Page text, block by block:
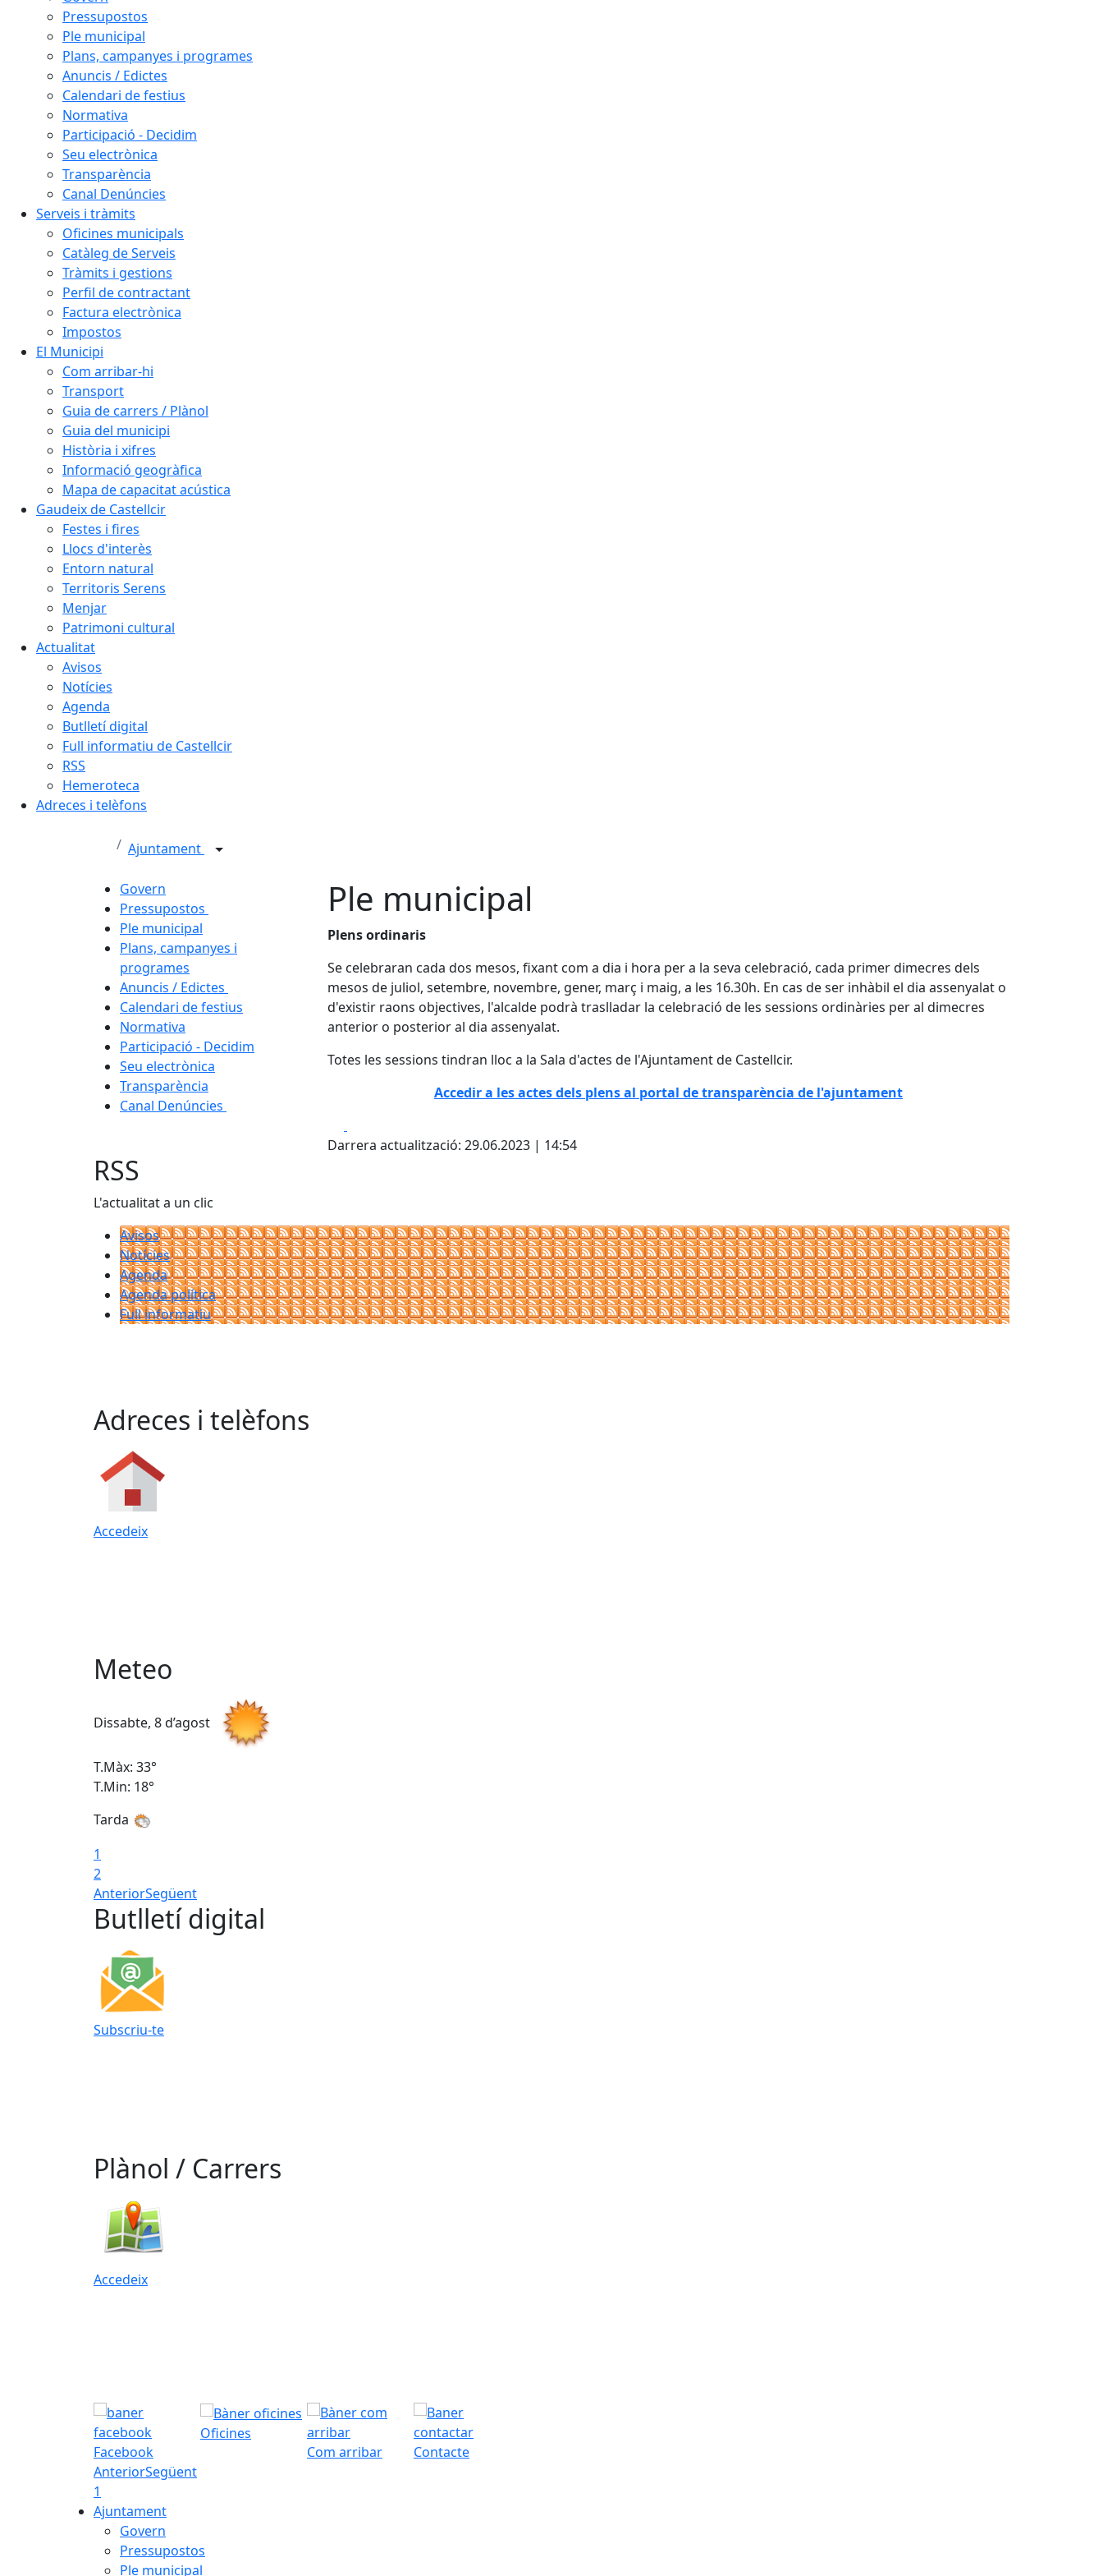
Pressupostos
Ple municipal
Plans, campanyes i programes
Anuncis / Edictes
Calendari de festius
Normativa
Participació - Decidim
Seu electrònica
Transparència
Canal Denúncies
Serveis i tràmits
Oficines municipals
Catàleg de Serveis
Tràmits i gestions
Perfil de contractant
Factura electrònica
Impostos
El Municipi
Com arribar-hi
Transport
Guia de carrers / Plànol
Guia del municipi
Història i xifres
Informació geogràfica
Mapa de capacitat acústica
Gaudeix de Castellcir
Festes i fires
Llocs d'interès
Entorn natural
Territoris Serens
Menjar
Patrimoni cultural
Actualitat
Avisos
Notícies
Agenda
Butlletí digital
Full informatiu de Castellcir
RSS
Hemeroteca
Adreces i telèfons
Ajuntament
Govern
Pressupostos
Ple municipal
Plans, campanyes i
programes
Anuncis / Edictes
Calendari de festius
Normativa
Participació - Decidim
Seu electrònica
Transparència
Canal Denúncies
Ple municipal
Plens ordinaris
Se celebraran cada dos mesos, fixant com a dia i hora per a la seva celebració, cada primer dimecres dels
mesos de juliol, setembre, novembre, gener, març i maig, a les 16.30h. En cas de ser inhàbil el dia assenyalat o
d'existir raons objectives, l'alcalde podrà traslladar la celebració de les sessions ordinàries per al dimecres
anterior o posterior al dia assenyalat.
Totes les sessions tindran lloc a la Sala d'actes de l'Ajuntament de Castellcir.
Accedir a les actes dels plens al portal de transparència de l'ajuntament
Darrera actualització: 29.06.2023 | 14:54
RSS
L'actualitat a un clic
Avisos
Notícies
Agenda
Agenda política
Full informatiu
Adreces i telèfons
Accedeix
Meteo
Dissabte, 8 d’agost
T.Màx: 33°
T.Min: 18°
Tarda
1
2
AnteriorSegüent
Butlletí digital
Subscriu-te
Plànol / Carrers
Accedeix
Facebook
Oficines
Com arribar
Contacte
AnteriorSegüent
1
Ajuntament
Govern
Pressupostos
Ple municipal